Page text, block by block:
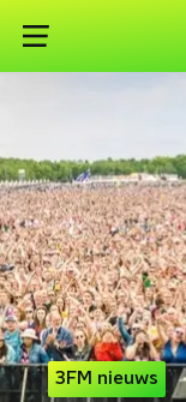
3FM nieuws